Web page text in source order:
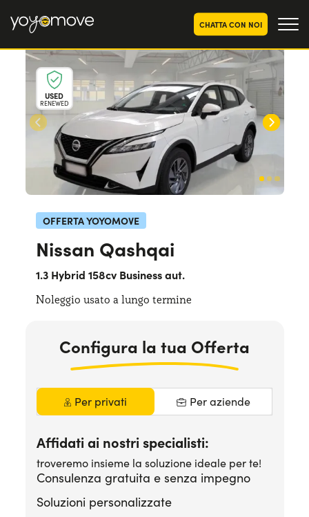
CHATTA CON NOI
OFFERTE NOLEGGIO
LUNGO TERMINE
Privati
Aziende e P.IVA
OFFERTE NOLEGGIO
AUTO USATE
CHI SIAMO
La nostra storia
Lavora con noi
COME FUNZIONA
PERCHÉ CONVIENE
SCEGLI UN PAESE
USED
RENEWED
OFFERTA YOYOMOVE
Nissan Qashqai
1.3 Hybrid 158cv Business aut.
Noleggio usato a lungo termine
Configura la tua Offerta
Per privati Per aziende
Affidati ai nostri specialisti:
troveremo insieme la soluzione ideale per te!
Consulenza gratuita e senza impegno
Soluzioni personalizzate